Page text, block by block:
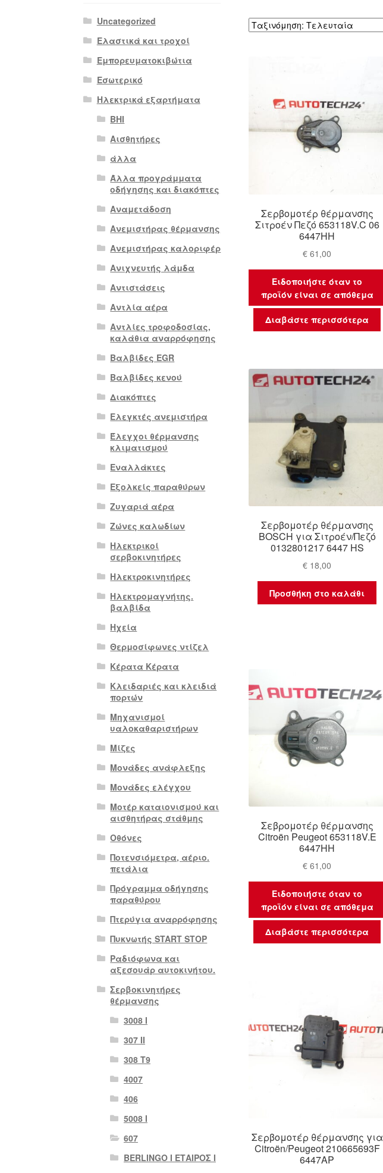
Σερβομοτέρ θέρμανσης
Σιτροέν Πεζό 653118V.C 06
6447HH
€ 61,00
Ειδοποιήστε όταν το
προϊόν είναι σε απόθεμα
Διαβάστε περισσότερα
Σερβομοτέρ θέρμανσης
BOSCH για Σιτροέν/Πεζό
0132801217 6447 HS
€ 18,00
Προσθήκη στο καλάθι
Σεβρομοτέρ θέρμανσης
Citroën Peugeot 653118V.E
6447HH
€ 61,00
Ειδοποιήστε όταν το
προϊόν είναι σε απόθεμα
Διαβάστε περισσότερα
Σερβομοτέρ θέρμανσης για
Citroën/Peugeot 210665693F
6447AP
Uncategorized
Ελαστικά και τροχοί
Εμπορευματοκιβώτια
Εσωτερικό
Ηλεκτρικά εξαρτήματα
BHI
Αισθητήρες
άλλα
Άλλα προγράμματα
οδήγησης και διακόπτες
Αναμετάδοση
Ανεμιστήρας θέρμανσης
Ανεμιστήρας καλοριφέρ
Ανιχνευτής λάμδα
Αντιστάσεις
Αντλία αέρα
Αντλίες τροφοδοσίας,
καλάθια αναρρόφησης
Βαλβίδες EGR
Βαλβίδες κενού
Διακόπτες
Ελεγκτές ανεμιστήρα
Έλεγχοι θέρμανσης
κλιματισμού
Εναλλάκτες
Εξολκείς παραθύρων
Ζυγαριά αέρα
Ζώνες καλωδίων
Ηλεκτρικοί
σερβοκινητήρες
Ηλεκτροκινητήρες
Ηλεκτρομαγνήτης.
βαλβίδα
Ηχεία
Θερμοσίφωνες ντίζελ
Κέρατα Κέρατα
Κλειδαριές και κλειδιά
πορτών
Μηχανισμοί
υαλοκαθαριστήρων
Μίζες
Μονάδες ανάφλεξης
Μονάδες ελέγχου
Μοτέρ καταιονισμού και
αισθητήρας στάθμης
Οθόνες
Ποτενσιόμετρα, αέριο.
πετάλια
Πρόγραμμα οδήγησης
παραθύρου
Πτερύγια αναρρόφησης
Πυκνωτής START STOP
Ραδιόφωνα και
αξεσουάρ αυτοκινήτου.
Σερβοκινητήρες
θέρμανσης
3008 Ι
307 II
308 Τ9
4007
406
5008 Ι
607
BERLINGO I ΕΤΑΙΡΟΣ Ι